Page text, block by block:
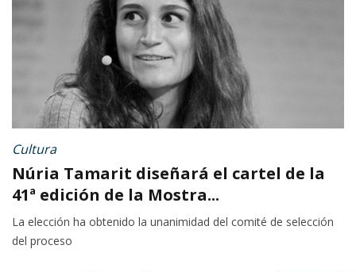
Cultura
Núria Tamarit diseñará el cartel de la
41ª edición de la Mostra...
La elección ha obtenido la unanimidad del comité de selección
del proceso